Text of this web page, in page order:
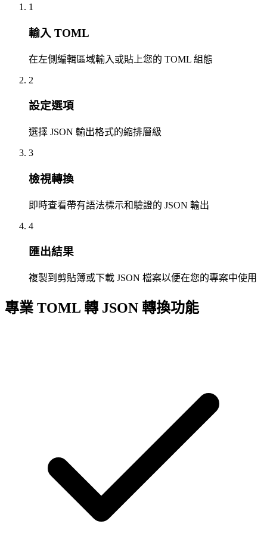
1
輸入 TOML
在左側編輯區域輸入或貼上您的 TOML 組態
2
設定選項
選擇 JSON 輸出格式的縮排層級
3
檢視轉換
即時查看帶有語法標示和驗證的 JSON 輸出
4
匯出結果
複製到剪貼簿或下載 JSON 檔案以便在您的專案中使用
專業 TOML 轉 JSON 轉換功能